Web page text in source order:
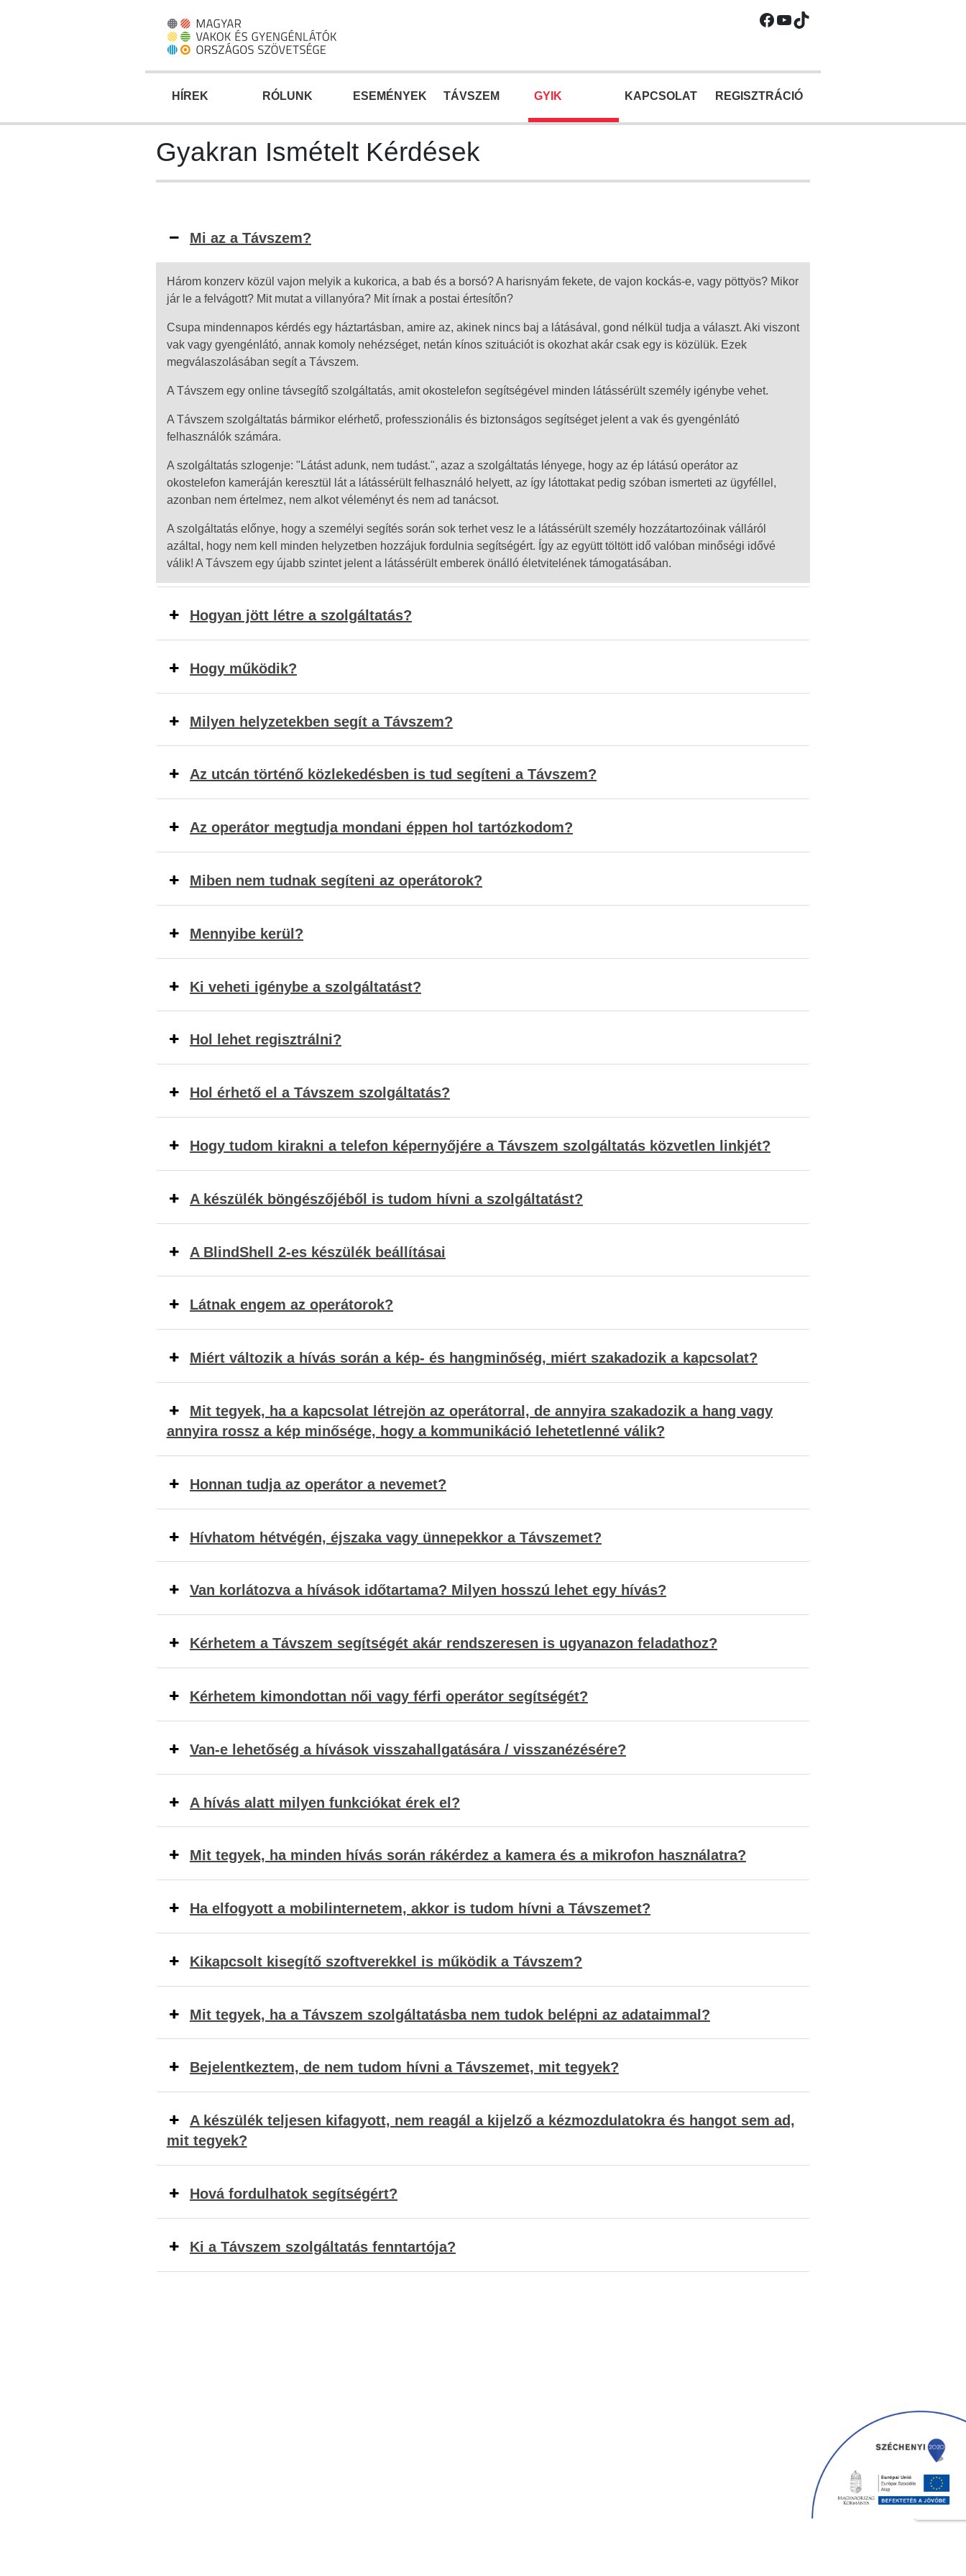
Facebook
YouTube
TikTok
HÍREK RÓLUNK ESEMÉNYEK TÁVSZEM GYIK KAPCSOLAT REGISZTRÁCIÓ
Gyakran Ismételt Kérdések
Mi az a Távszem?
Három konzerv közül vajon melyik a kukorica, a bab és a borsó? A harisnyám fekete, de vajon kockás-e, vagy pöttyös? Mikor
jár le a felvágott? Mit mutat a villanyóra? Mit írnak a postai értesítőn?
Csupa mindennapos kérdés egy háztartásban, amire az, akinek nincs baj a látásával, gond nélkül tudja a választ. Aki viszont
vak vagy gyengénlátó, annak komoly nehézséget, netán kínos szituációt is okozhat akár csak egy is közülük. Ezek
megválaszolásában segít a Távszem.
A Távszem egy online távsegítő szolgáltatás, amit okostelefon segítségével minden látássérült személy igénybe vehet.
A Távszem szolgáltatás bármikor elérhető, professzionális és biztonságos segítséget jelent a vak és gyengénlátó
felhasználók számára.
A szolgáltatás szlogenje: "Látást adunk, nem tudást.", azaz a szolgáltatás lényege, hogy az ép látású operátor az
okostelefon kameráján keresztül lát a látássérült felhasználó helyett, az így látottakat pedig szóban ismerteti az ügyféllel,
azonban nem értelmez, nem alkot véleményt és nem ad tanácsot.
A szolgáltatás előnye, hogy a személyi segítés során sok terhet vesz le a látássérült személy hozzátartozóinak válláról
azáltal, hogy nem kell minden helyzetben hozzájuk fordulnia segítségért. Így az együtt töltött idő valóban minőségi idővé
válik! A Távszem egy újabb szintet jelent a látássérült emberek önálló életvitelének támogatásában.
Hogyan jött létre a szolgáltatás?
Hogy működik?
Milyen helyzetekben segít a Távszem?
Az utcán történő közlekedésben is tud segíteni a Távszem?
Az operátor megtudja mondani éppen hol tartózkodom?
Miben nem tudnak segíteni az operátorok?
Mennyibe kerül?
Ki veheti igénybe a szolgáltatást?
Hol lehet regisztrálni?
Hol érhető el a Távszem szolgáltatás?
Hogy tudom kirakni a telefon képernyőjére a Távszem szolgáltatás közvetlen linkjét?
A készülék böngészőjéből is tudom hívni a szolgáltatást?
A BlindShell 2-es készülék beállításai
Látnak engem az operátorok?
Miért változik a hívás során a kép- és hangminőség, miért szakadozik a kapcsolat?
Mit tegyek, ha a kapcsolat létrejön az operátorral, de annyira szakadozik a hang vagy
annyira rossz a kép minősége, hogy a kommunikáció lehetetlenné válik?
Honnan tudja az operátor a nevemet?
Hívhatom hétvégén, éjszaka vagy ünnepekkor a Távszemet?
Van korlátozva a hívások időtartama? Milyen hosszú lehet egy hívás?
Kérhetem a Távszem segítségét akár rendszeresen is ugyanazon feladathoz?
Kérhetem kimondottan női vagy férfi operátor segítségét?
Van-e lehetőség a hívások visszahallgatására / visszanézésére?
A hívás alatt milyen funkciókat érek el?
Mit tegyek, ha minden hívás során rákérdez a kamera és a mikrofon használatra?
Ha elfogyott a mobilinternetem, akkor is tudom hívni a Távszemet?
Kikapcsolt kisegítő szoftverekkel is működik a Távszem?
Mit tegyek, ha a Távszem szolgáltatásba nem tudok belépni az adataimmal?
Bejelentkeztem, de nem tudom hívni a Távszemet, mit tegyek?
A készülék teljesen kifagyott, nem reagál a kijelző a kézmozdulatokra és hangot sem ad,
mit tegyek?
Hová fordulhatok segítségért?
Ki a Távszem szolgáltatás fenntartója?